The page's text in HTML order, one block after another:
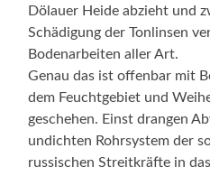
Dölauer Heide abzieht und
Schädigung der Tonlinsen
Bodenarbeiten aller Art.
Genau das ist offenbar mit
dem Feuchtgebiet und
geschehen. Einst drangen
undichten Rohrsystem der
russischen Streitkräfte in